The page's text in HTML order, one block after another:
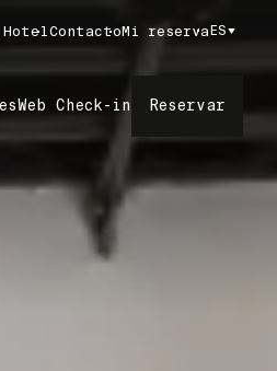
HotelContactoMi reservaES
Web Check-in Reservar